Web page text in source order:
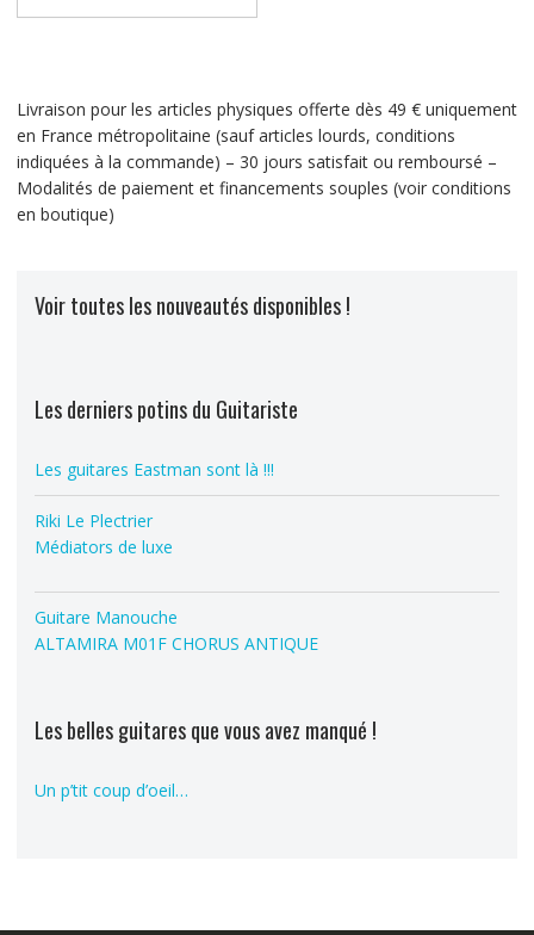
Livraison pour les articles physiques offerte dès 49 € uniquement
en France métropolitaine (sauf articles lourds, conditions
indiquées à la commande) – 30 jours satisfait ou remboursé –
Modalités de paiement et financements souples (voir conditions
en boutique)
Voir toutes les nouveautés disponibles !
Les derniers potins du Guitariste
Les guitares Eastman sont là !!!
Riki Le Plectrier
Médiators de luxe
Guitare Manouche
ALTAMIRA M01F CHORUS ANTIQUE
Les belles guitares que vous avez manqué !
Un p’tit coup d’oeil…